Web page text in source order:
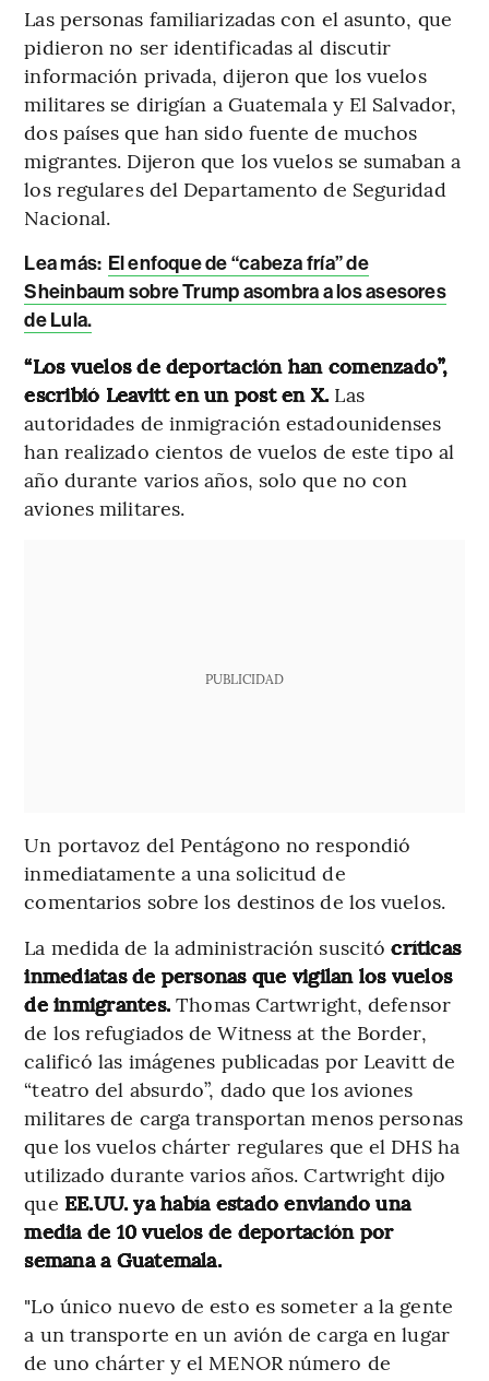
Las personas familiarizadas con el asunto, que
pidieron no ser identificadas al discutir
información privada, dijeron que los vuelos
militares se dirigían a Guatemala y El Salvador,
dos países que han sido fuente de muchos
migrantes. Dijeron que los vuelos se sumaban a
los regulares del Departamento de Seguridad
Nacional.
Lea más: El enfoque de “cabeza fría” de
Sheinbaum sobre Trump asombra a los asesores
de Lula.
“Los vuelos de deportación han comenzado”,
escribió Leavitt en un post en X. Las
autoridades de inmigración estadounidenses
han realizado cientos de vuelos de este tipo al
año durante varios años, solo que no con
aviones militares.
PUBLICIDAD
Un portavoz del Pentágono no respondió
inmediatamente a una solicitud de
comentarios sobre los destinos de los vuelos.
La medida de la administración suscitócríticas
inmediatas de personas que vigilan los vuelos
de inmigrantes.Thomas Cartwright, defensor
de los refugiados de Witness at the Border,
calificó las imágenes publicadas por Leavitt de
“teatro del absurdo”, dado que los aviones
militares de carga transportan menos personas
que los vuelos chárter regulares que el DHS ha
utilizado durante varios años. Cartwright dijo
que EE.UU. ya había estado enviando una
media de 10 vuelos de deportación por
semana a Guatemala.
"Lo único nuevo de esto es someter a la gente
a un transporte en un avión de carga en lugar
de uno chárter y el MENOR número de